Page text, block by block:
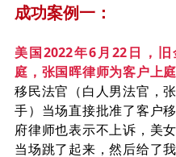
成功案例一：
美国2022年6月22日，
庭，张国晖律师为客户上
移民法官（白人男法官，
手）当场直接批准了客户
府律师也表示不上诉，美
当场跳了起来，然后给了